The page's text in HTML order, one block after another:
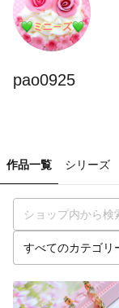
pao0925
作品一覧 シリーズ